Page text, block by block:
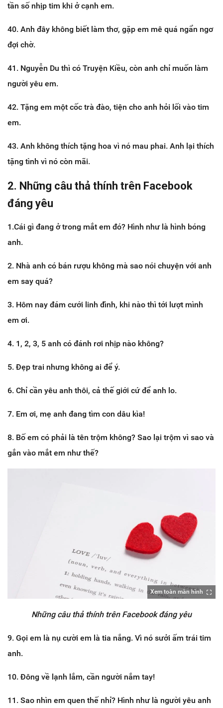
tần số nhịp tim khi ở cạnh em.
40. Anh đây không biết làm thơ, gặp em mê quá ngẩn ngơ
đợi chờ.
41. Nguyễn Du thì có Truyện Kiều, còn anh chỉ muốn làm
người yêu em.
42. Tặng em một cốc trà đào, tiện cho anh hỏi lối vào tim
em.
43. Anh không thích tặng hoa vì nó mau phai. Anh lại thích
tặng tình vì nó còn mãi.
2. Những câu thả thính trên Facebook
đáng yêu
1.Cái gì đang ở trong mắt em đó? Hình như là hình bóng
anh.
2. Nhà anh có bán rượu không mà sao nói chuyện với anh
em say quá?
3. Hôm nay đám cưới linh đình, khi nào thì tới lượt mình
em ơi.
4. 1, 2, 3, 5 anh có đánh rơi nhịp nào không?
5. Đẹp trai nhưng không ai để ý.
6. Chỉ cần yêu anh thôi, cả thế giới cứ để anh lo.
7. Em ơi, mẹ anh đang tìm con dâu kìa!
8. Bố em có phải là tên trộm không? Sao lại trộm vì sao và
gắn vào mắt em như thế?
Xem toàn màn hình
Những câu thả thính trên Facebook đáng yêu
9. Gọi em là nụ cười em là tia nắng. Vì nó sưởi ấm trái tim
anh.
10. Đông về lạnh lắm, cần người nắm tay!
11. Sao nhìn em quen thế nhỉ? Hình như là người yêu anh